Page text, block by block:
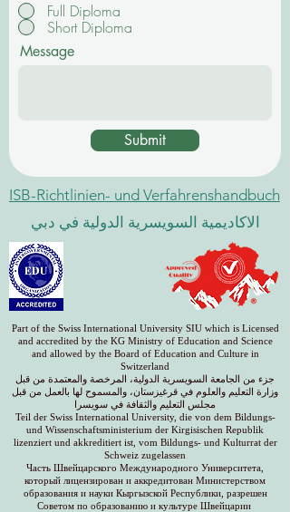
Full Diploma
Short Diploma
Message
Submit
ISB-Richtlinien- und Verfahrenshandbuch
الاكاديمية السويسرية الدولية في دبي
Part of the Swiss International University SIU which is Licensed
and accredited by the KG Ministry of Education and Science
and allowed by the Board of Education and Culture in
Switzerland
جزء من الجامعة السويسرية الدولية، المرخصة والمعتمدة من قبل
وزارة التعليم والعلوم في قرغيزستان، والمسموح لها بالعمل من قبل
مجلس التعليم والثقافة في سويسرا
Teil der Swiss International University, die von dem Bildungs-
und Wissenschaftsministerium der Kirgisischen Republik
lizenziert und akkreditiert ist, vom Bildungs- und Kulturrat der
Schweiz zugelassen
Часть Швейцарского Международного Университета,
который лицензирован и аккредитован Министерством
образования и науки Кыргызской Республики, разрешен
Советом по образованию и культуре Швейцарии